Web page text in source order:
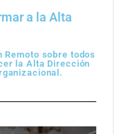
a la Alta
sobre todos
la Alta Dirección